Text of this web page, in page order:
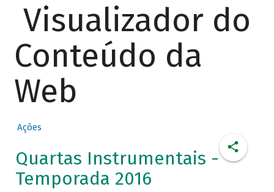
Visualizador do
Conteúdo da
Web
Ações
Quartas Instrumentais -
Temporada 2016